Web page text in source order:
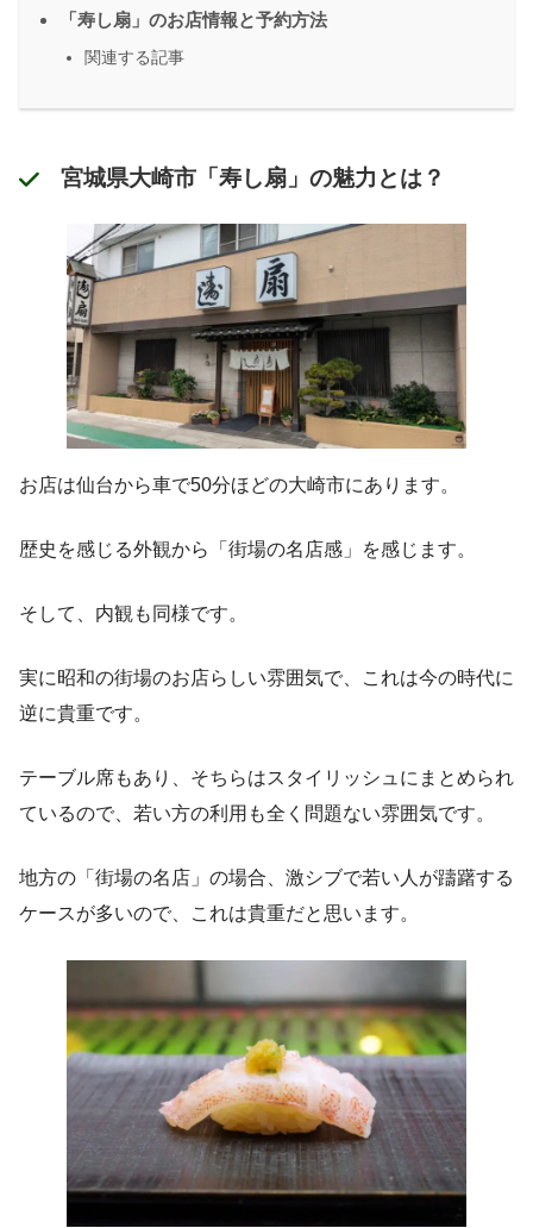
「寿し扇」のお店情報と予約方法
関連する記事
宮城県大崎市「寿し扇」の魅力とは？
お店は仙台から車で50分ほどの大崎市にあります。
歴史を感じる外観から「街場の名店感」を感じます。
そして、内観も同様です。
実に昭和の街場のお店らしい雰囲気で、これは今の時代に
逆に貴重です。
テーブル席もあり、そちらはスタイリッシュにまとめられ
ているので、若い方の利用も全く問題ない雰囲気です。
地方の「街場の名店」の場合、激シブで若い人が躊躇する
ケースが多いので、これは貴重だと思います。